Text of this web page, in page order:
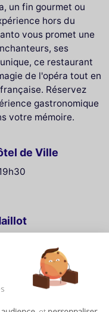
un fin gourmet ou
hors du
vous promet une
ses
ce restaurant
de l'opéra tout en
Réservez
gastronomique
votre mémoire.
de Ville